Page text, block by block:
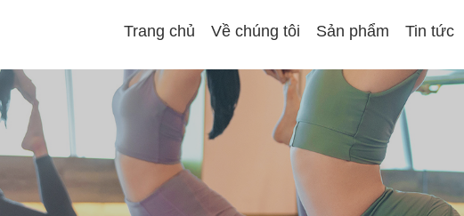
Trang chủ Về chúng tôi Sản phẩm Tin tức